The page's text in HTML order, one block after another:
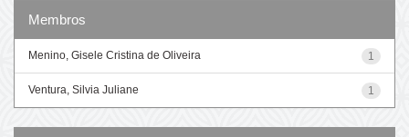
Membros
1
Menino, Gisele Cristina de Oliveira
1
Ventura, Silvia Juliane